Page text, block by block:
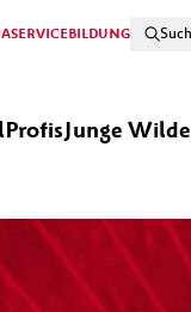
SERVICEBILDUNG
ProfisJunge Wilde